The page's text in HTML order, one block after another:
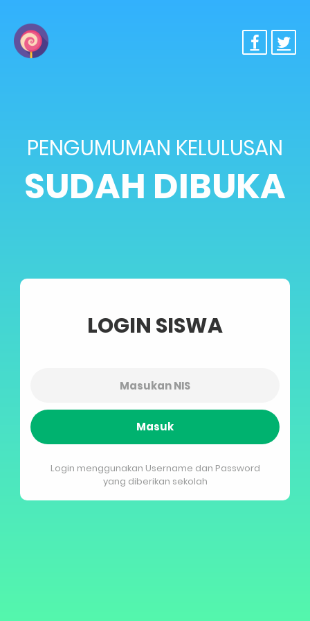
PENGUMUMAN KELULUSAN
SUDAH DIBUKA
LOGIN SISWA
Masuk
Login menggunakan Username dan Password
yang diberikan sekolah